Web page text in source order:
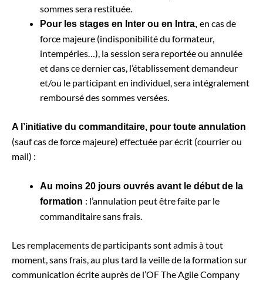
sommes sera restituée.
Pour les stages en Inter ou en Intra, en cas de
force majeure (indisponibilité du formateur,
intempéries…), la session sera reportée ou annulée
et dans ce dernier cas, l’établissement demandeur
et/ou le participant en individuel, sera intégralement
remboursé des sommes versées.
A l’initiative du commanditaire, pour toute annulation
(sauf cas de force majeure) effectuée par écrit (courrier ou
mail) :
Au moins 20 jours ouvrés avant le début de la
formation : l’annulation peut être faite par le
commanditaire sans frais.
Les remplacements de participants sont admis à tout
moment, sans frais, au plus tard la veille de la formation sur
communication écrite auprès de l’OF The Agile Company